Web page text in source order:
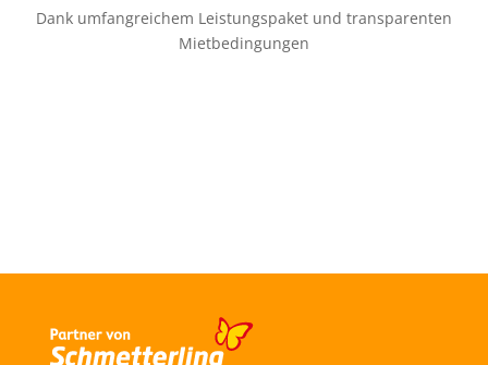
Dank umfangreichem Leistungspaket und transparenten
Mietbedingungen